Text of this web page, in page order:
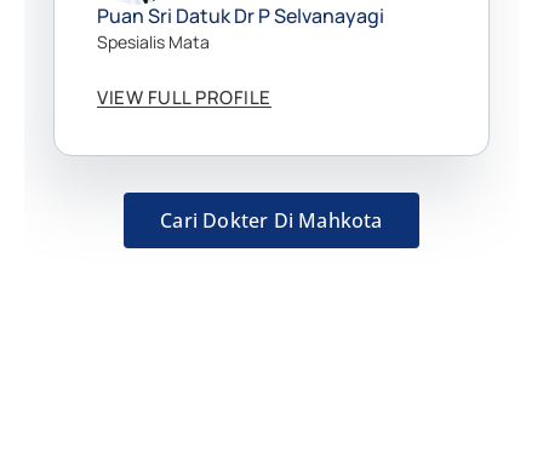
Puan Sri Datuk Dr P Selvanayagi
Spesialis Mata
VIEW FULL PROFILE
Cari Dokter Di Mahkota